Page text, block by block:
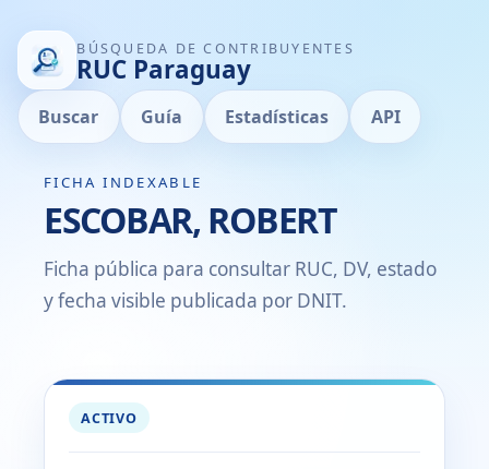
BÚSQUEDA DE CONTRIBUYENTES
RUC Paraguay
Buscar Guía Estadísticas API
FICHA INDEXABLE
ESCOBAR, ROBERT
Ficha pública para consultar RUC, DV, estado
y fecha visible publicada por DNIT.
ACTIVO